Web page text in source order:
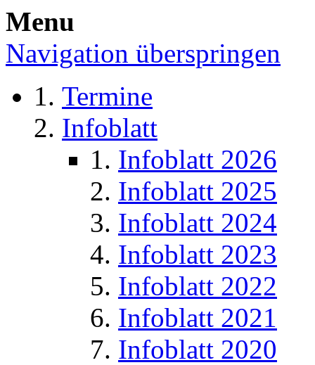
Menu
Navigation überspringen
Termine
Infoblatt
Infoblatt 2026
Infoblatt 2025
Infoblatt 2024
Infoblatt 2023
Infoblatt 2022
Infoblatt 2021
Infoblatt 2020